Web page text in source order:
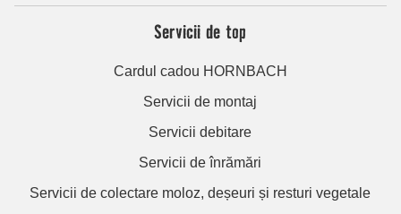
Servicii de top
Cardul cadou HORNBACH
Servicii de montaj
Servicii debitare
Servicii de înrămări
Servicii de colectare moloz, deșeuri și resturi vegetale